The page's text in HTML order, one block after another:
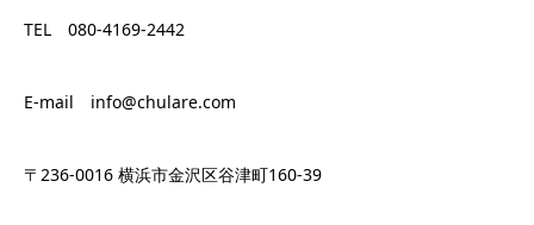
TEL 080-4169-2442
E-mail info@chulare.com
〒236-0016 横浜市金沢区谷津町160-39